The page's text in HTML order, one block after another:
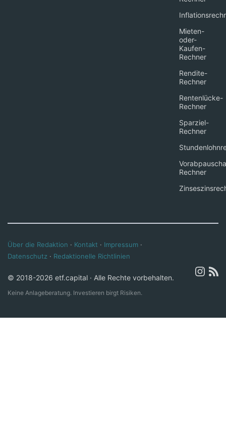
Mieten-
oder-
Kaufen-
Rechner
Rendite-
Rechner
Rentenlücke-
Rechner
Sparziel-
Rechner
Rechner
Über die Redaktion · Kontakt · Impressum ·
Datenschutz · Redaktionelle Richtlinien
© 2018-2026 etf.capital · Alle Rechte vorbehalten.
Keine Anlageberatung. Investieren birgt Risiken.